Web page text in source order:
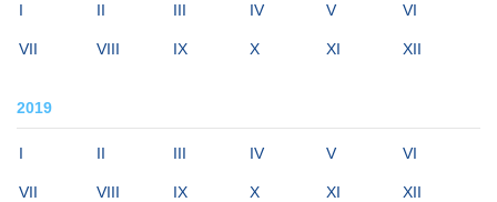
I II III IV V VI
VII VIII IX X XI XII
2019
I II III IV V VI
VII VIII IX X XI XII